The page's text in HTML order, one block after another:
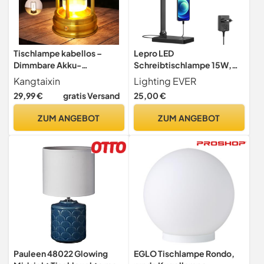
Tischlampe kabellos –
Dimmbare Akku-
Tischlampe 2000mAh mit
Touchsteuerung, 3
Lichtfarben, USB-C,
für Innen & Außen, Terrasse,
Gold 1er Set
Kangtaixin
29,99 € gratis Versand
ZUM ANGEBOT
Lepro LED
Schreibtischlampe 15W,
655LM, 3 Farbmodi & 5
Helligkeitsstufen
Lighting EVER
25,00 €
ZUM ANGEBOT
Pauleen 48022 Glowing
EGLO Tischlampe Rondo,